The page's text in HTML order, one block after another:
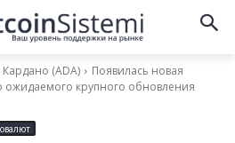
Кардано (ADA)
Появилась новая
крупного обновления